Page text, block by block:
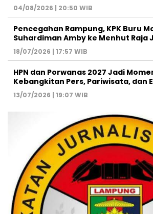
04/08/2026 | 20:50 WIB
Pencegahan Rampung, KPK Buru
Suhardiman Amby ke Menhut Raja
18/07/2026 | 17:57 WIB
HPN dan Porwanas 2027 Jadi
Kebangkitan Pers, Pariwisata, dan
13/07/2026 | 19:07 WIB